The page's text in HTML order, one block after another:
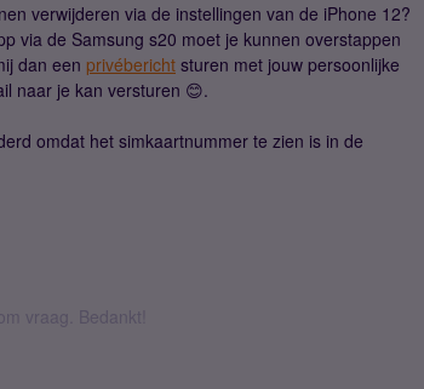
verwijderen via de instellingen van de iPhone 12?
via de Samsung s20 moet je kunnen overstappen
dan een privébericht sturen met jouw persoonlijke
naar je kan versturen 😊.
omdat het simkaartnummer te zien is in de
vraag. Bedankt!